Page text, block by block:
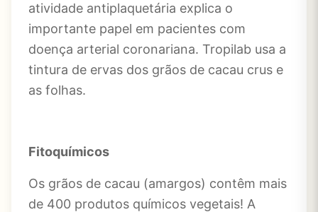
atividade antiplaquetária explica o
importante papel em pacientes com
doença arterial coronariana. Tropilab usa a
tintura de ervas dos grãos de cacau crus e
as folhas.
Fitoquímicos
Os grãos de cacau (amargos) contêm mais
de 400 produtos químicos vegetais! A